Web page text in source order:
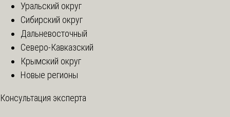
Уральский округ
Сибирский округ
Дальневосточный
Северо-Кавказский
Крымский округ
Новые регионы
Консультация эксперта